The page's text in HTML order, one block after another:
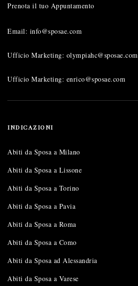
Prenota il tuo Appuntamento
Email: info@sposae.com
Ufficio Marketing: olympiahc@sposae.com
Ufficio Marketing: enrico@sposae.com
INDICAZIONI
Abiti da Sposa a Milano
Abiti da Sposa a Lissone
Abiti da Sposa a Torino
Abiti da Sposa a Pavia
Abiti da Sposa a Roma
Abiti da Sposa a Como
Abiti da Sposa ad Alessandria
Abiti da Sposa a Varese